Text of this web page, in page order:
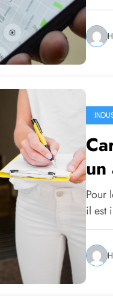
un
Pour
il est